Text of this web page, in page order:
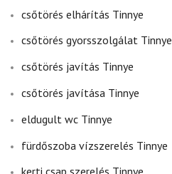
csőtörés elhárítás Tinnye
csőtörés gyorsszolgálat Tinnye
csőtörés javítás Tinnye
csőtörés javítása Tinnye
eldugult wc Tinnye
fürdőszoba vízszerelés Tinnye